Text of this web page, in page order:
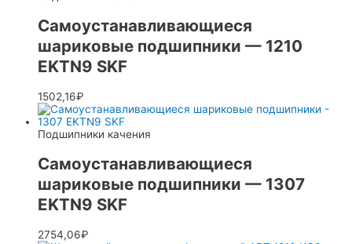
Самоустанавливающиеся
шариковые подшипники — 1210
EKTN9 SKF
1502,16₽
Подшипники качения
Самоустанавливающиеся
шариковые подшипники — 1307
EKTN9 SKF
2754,06₽